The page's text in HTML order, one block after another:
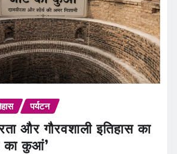
पर्यटन
और गौरवशाली इतिहास का
का कुआं’